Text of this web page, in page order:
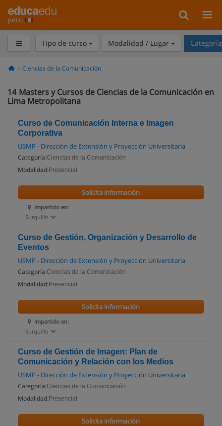
perú
Tipo de curso Modalidad / Lugar
Ciencias de la Comunicación
14 Masters y Cursos de Ciencias de la Comunicación en
Lima Metropolitana
Curso de Comunicación Interna e Imagen
Corporativa
USMP - Dirección de Extensión y Proyección Universitaria
Categoría:Ciencias de la Comunicación
Modalidad: Presencial
Impartido en:
Surquillo
Solicita información
Curso de Gestión, Organización y Desarrollo de
Eventos
USMP - Dirección de Extensión y Proyección Universitaria
Categoría:Ciencias de la Comunicación
Modalidad: Presencial
Impartido en:
Surquillo
Solicita información
Curso de Gestión de Imagen: Plan de
Comunicación y Relación con los Medios
USMP - Dirección de Extensión y Proyección Universitaria
Categoría:Ciencias de la Comunicación
Modalidad: Presencial
Solicita información